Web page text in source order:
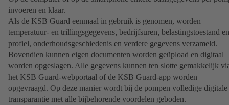
invoeren en klaar.
Als de KSB Guard eenmaal in gebruik is genomen, worden
temperatuur- en trillingsgegevens, bedrijfsuren, belastingstoestand
profiel, onderhoudsgeschiedenis en verdere gegevens verzameld.
Bovendien kunnen eigen documenten worden geüpload en digitaal
worden opgeslagen. Alle gegevens kunnen ten slotte gemakkelijk
het KSB Guard-webportaal of de KSB Guard-app worden
opgevraagd. Op deze manier wordt bij de pompen volledige digitale
transparantie met alle bijbehorende voordelen geboden.